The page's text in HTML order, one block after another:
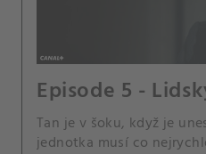
Episode 5 -
Tan je v šoku, když je
jednotka musí co